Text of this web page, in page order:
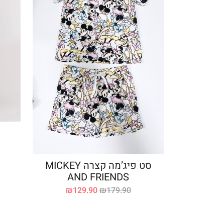
סט פיג’מה קצרה MICKEY
AND FRIENDS
₪179.90
₪129.90